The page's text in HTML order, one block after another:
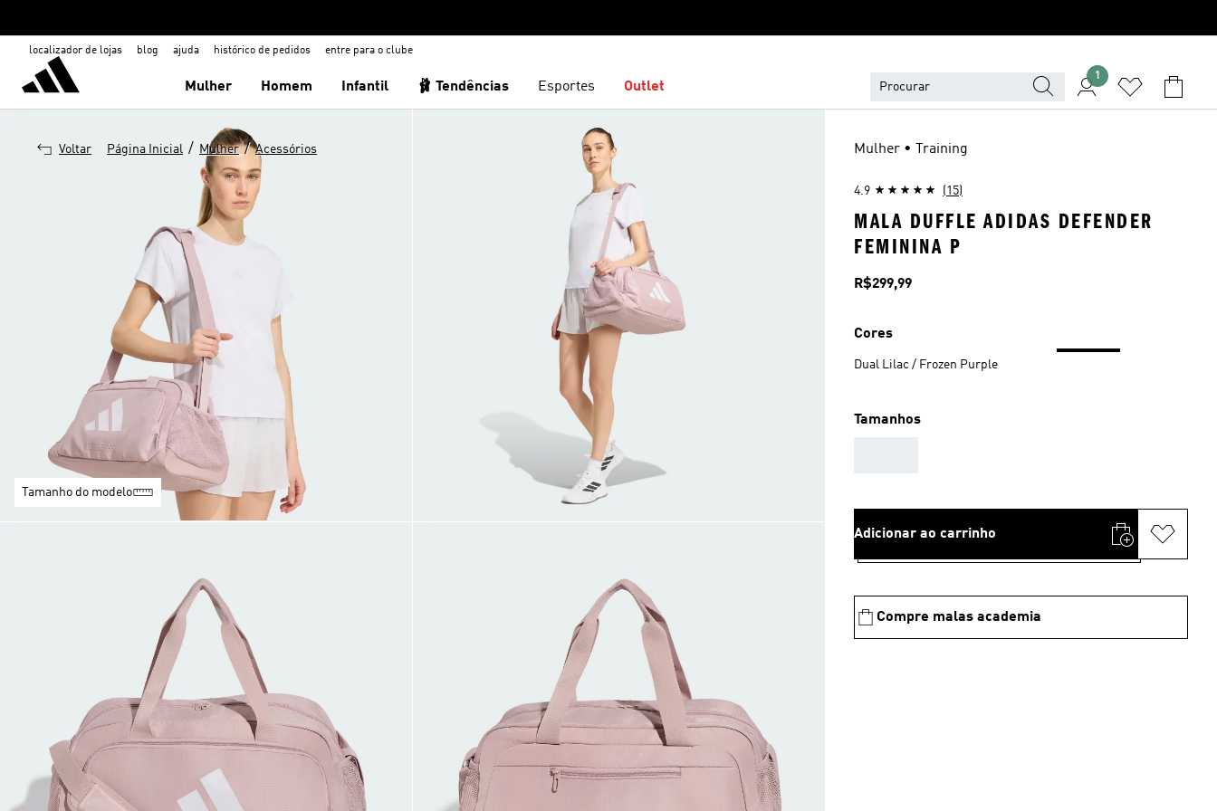
localizador de lojas blog ajuda histórico de pedidos entre para o clube
Mulher Homem Infantil 🩰 Tendências Esportes Outlet
1
Voltar Página Inicial / Mulher / Acessórios
Tamanho do modelo
Mulher • Training
4.9 (15)
MALA DUFFLE ADIDAS DEFENDER
FEMININA P
Preço
R$299,99
Cores
Dual Lilac / Frozen Purple
Tamanhos
Adicionar ao carrinho
Compre malas academia